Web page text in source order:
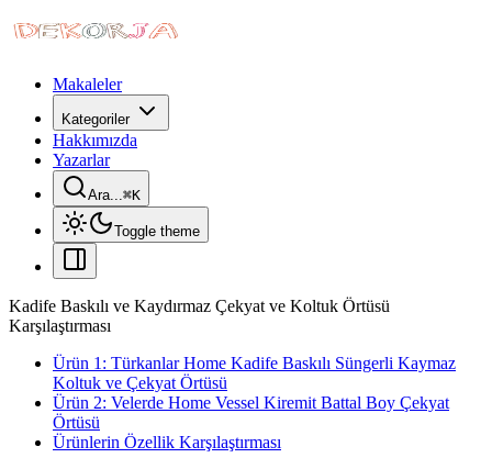
Makaleler
Kategoriler
Hakkımızda
Yazarlar
Ara...⌘K
Toggle theme
Kadife Baskılı ve Kaydırmaz Çekyat ve Koltuk Örtüsü
Karşılaştırması
Ürün 1: Türkanlar Home Kadife Baskılı Süngerli Kaymaz
Koltuk ve Çekyat Örtüsü
Ürün 2: Velerde Home Vessel Kiremit Battal Boy Çekyat
Örtüsü
Ürünlerin Özellik Karşılaştırması